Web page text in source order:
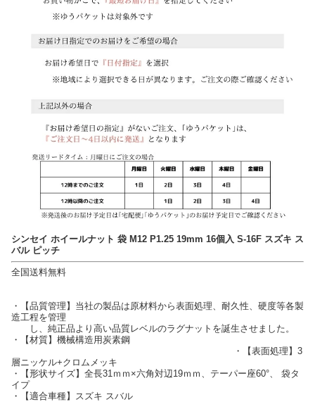
シンセイ ホイールナット 袋 M12 P1.25 19mm 16個入 S-16F スズキ ス
バル ピッチ
全国送料無料
・【品質管理】当社の製品は原材料から表面処理、耐久性、硬度等各製
造工程を管理
し、純正品より高い品質レベルのラグナットを誕生させました。
・【材質】機械構造用炭素鋼
・【表面処理】3
層ニッケル+クロムメッキ
・【形状サイズ】全長31ｍｍ×六角対辺19ｍｍ、テーパー座60°、 袋タ
イプ
・【適合車種】スズキ スバル